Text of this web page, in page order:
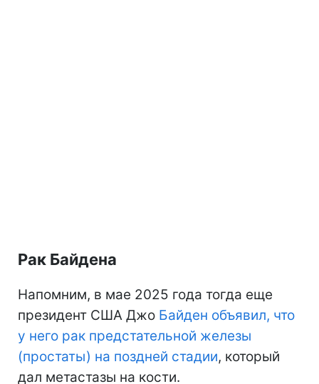
Рак Байдена
Напомним, в мае 2025 года тогда еще
президент США Джо Байден объявил, что
у него рак предстательной железы
(простаты) на поздней стадии, который
дал метастазы на кости.